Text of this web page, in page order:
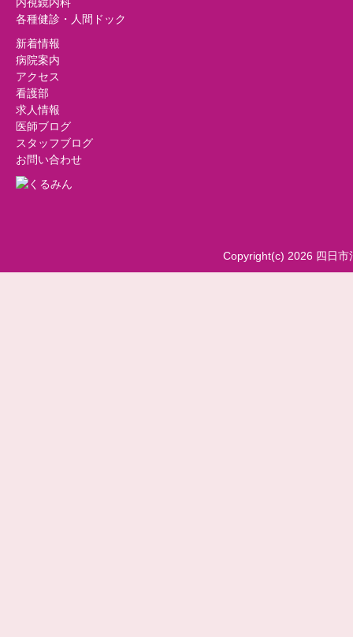
各種健診・人間ドック
新着情報
病院案内
アクセス
看護部
求人情報
医師ブログ
スタッフブログ
お問い合わせ
Copyright(c) 2026 四日